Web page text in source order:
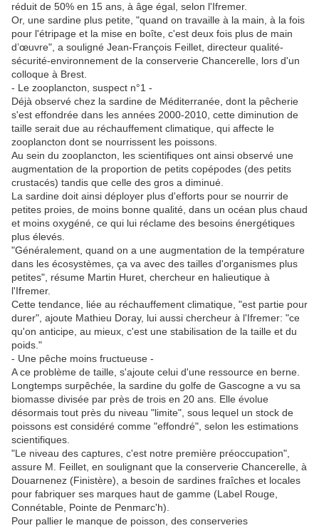
réduit de 50% en 15 ans, à âge égal, selon l'Ifremer.
Or, une sardine plus petite, "quand on travaille à la main, à la fois
pour l'étripage et la mise en boîte, c'est deux fois plus de main
d’œuvre", a souligné Jean-François Feillet, directeur qualité-
sécurité-environnement de la conserverie Chancerelle, lors d'un
colloque à Brest.
- Le zooplancton, suspect n°1 -
Déjà observé chez la sardine de Méditerranée, dont la pêcherie
s'est effondrée dans les années 2000-2010, cette diminution de
taille serait due au réchauffement climatique, qui affecte le
zooplancton dont se nourrissent les poissons.
Au sein du zooplancton, les scientifiques ont ainsi observé une
augmentation de la proportion de petits copépodes (des petits
crustacés) tandis que celle des gros a diminué.
La sardine doit ainsi déployer plus d'efforts pour se nourrir de
petites proies, de moins bonne qualité, dans un océan plus chaud
et moins oxygéné, ce qui lui réclame des besoins énergétiques
plus élevés.
"Généralement, quand on a une augmentation de la température
dans les écosystèmes, ça va avec des tailles d'organismes plus
petites", résume Martin Huret, chercheur en halieutique à
l'Ifremer.
Cette tendance, liée au réchauffement climatique, "est partie pour
durer", ajoute Mathieu Doray, lui aussi chercheur à l'Ifremer: "ce
qu'on anticipe, au mieux, c'est une stabilisation de la taille et du
poids."
- Une pêche moins fructueuse -
A ce problème de taille, s'ajoute celui d'une ressource en berne.
Longtemps surpêchée, la sardine du golfe de Gascogne a vu sa
biomasse divisée par près de trois en 20 ans. Elle évolue
désormais tout près du niveau "limite", sous lequel un stock de
poissons est considéré comme "effondré", selon les estimations
scientifiques.
"Le niveau des captures, c'est notre première préoccupation",
assure M. Feillet, en soulignant que la conserverie Chancerelle, à
Douarnenez (Finistère), a besoin de sardines fraîches et locales
pour fabriquer ses marques haut de gamme (Label Rouge,
Connétable, Pointe de Penmarc'h).
Pour pallier le manque de poisson, des conserveries